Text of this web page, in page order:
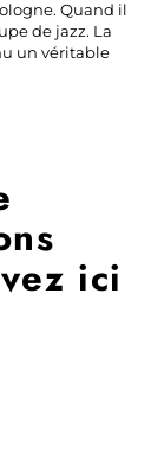
Quand il
de jazz. La
un véritable
ici